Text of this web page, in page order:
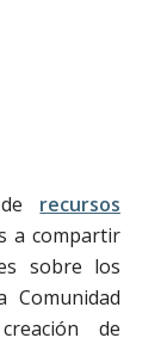
recursos
a compartir
sobre los
Comunidad
de